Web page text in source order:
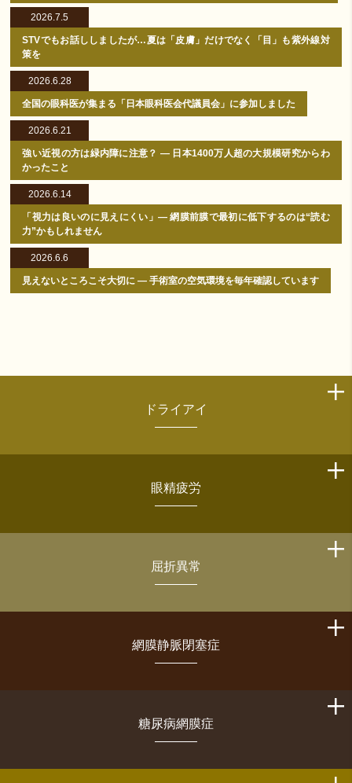
2026.7.5
STVでもお話ししましたが…夏は「皮膚」だけでなく「目」も紫外線対
策を
2026.6.28
全国の眼科医が集まる「日本眼科医会代議員会」に参加しました
2026.6.21
強い近視の方は緑内障に注意？ ― 日本1400万人超の大規模研究からわ
かったこと
2026.6.14
「視力は良いのに見えにくい」― 網膜前膜で最初に低下するのは“読む
力”かもしれません
2026.6.6
見えないところこそ大切に ― 手術室の空気環境を毎年確認しています
ドライアイ
眼精疲労
屈折異常
網膜静脈閉塞症
糖尿病網膜症